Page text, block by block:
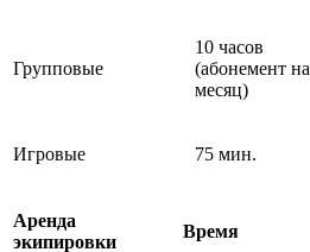
Групповые
10 часов
(абонемент на
месяц)
Игровые 75 мин.
Аренда
экипировки
Время